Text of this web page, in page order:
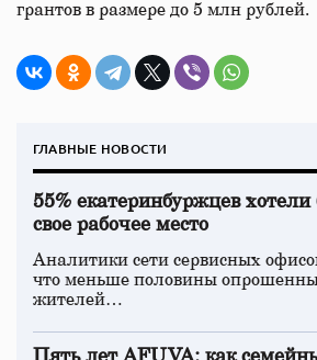
грантов в размере до 5 млн рублей.
ГЛАВНЫЕ НОВОСТИ
55% екатеринбуржцев
свое рабочее место
Аналитики сети сервисных
что меньше половины
жителей…